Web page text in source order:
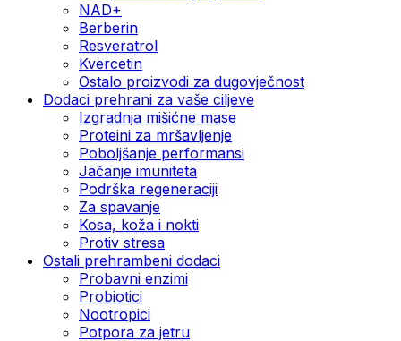
NAD+
Berberin
Resveratrol
Kvercetin
Ostalo proizvodi za dugovječnost
Dodaci prehrani za vaše ciljeve
Izgradnja mišićne mase
Proteini za mršavljenje
Poboljšanje performansi
Jačanje imuniteta
Podrška regeneraciji
Za spavanje
Kosa, koža i nokti
Protiv stresa
Ostali prehrambeni dodaci
Probavni enzimi
Probiotici
Nootropici
Potpora za jetru